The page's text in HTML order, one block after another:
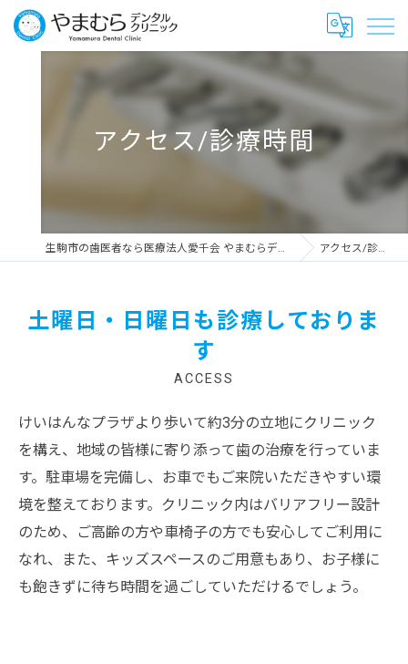
アクセス/診療時間
生駒市の歯医者なら医療法人愛千会 やまむらデンタルクリニック アクセス/診療時間
土曜日・日曜日も診療しておりま
す
ACCESS
けいはんなプラザより歩いて約3分の立地にクリニック
を構え、地域の皆様に寄り添って歯の治療を行っていま
す。駐車場を完備し、お車でもご来院いただきやすい環
境を整えております。クリニック内はバリアフリー設計
のため、ご高齢の方や車椅子の方でも安心してご利用に
なれ、また、キッズスペースのご用意もあり、お子様に
も飽きずに待ち時間を過ごしていただけるでしょう。